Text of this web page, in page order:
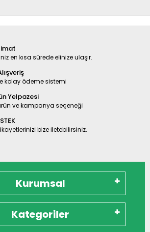
en kısa sürede elinize ulaşır.
kolay ödeme sistemi
Yelpazesi
ve kampanya seçeneği
bize iletebilirsiniz.
Kurumsal
Kategoriler